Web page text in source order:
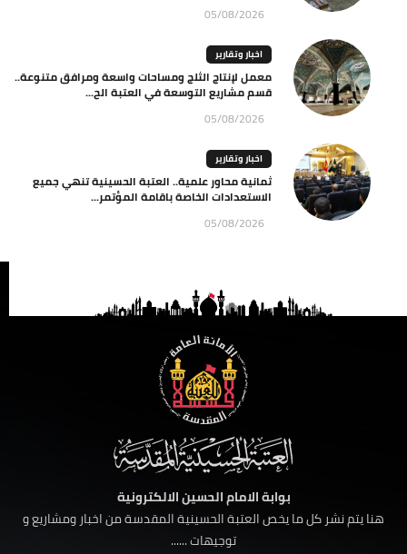
05/08/2026
اخبار وتقارير
معمل لإنتاج الثلج ومساحات واسعة ومرافق متنوعة..
قسم مشاريع التوسعة في العتبة الح...
05/08/2026
اخبار وتقارير
ثمانية محاور علمية.. العتبة الحسينية تنهي جميع
الاستعدادات الخاصة باقامة المؤتمر...
05/08/2026
بوابة الامام الحسين الالكترونية
هنا يتم نشر كل ما يخص العتبة الحسينية المقدسة من اخبار ومشاريع و
توجيهات ......